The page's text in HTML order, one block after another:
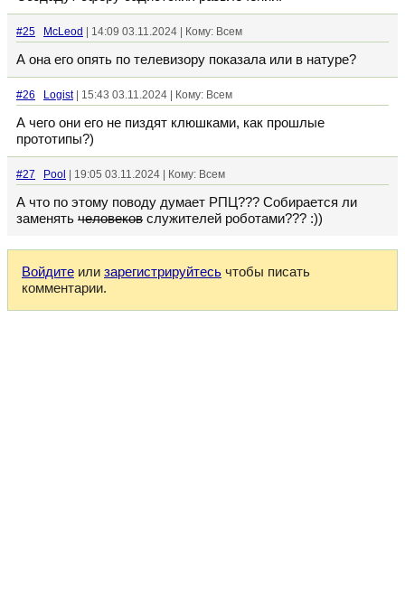
#25 McLeod | 14:09 03.11.2024 | Кому: Всем
А она его опять по телевизору показала или в натуре?
#26 Logist| 15:43 03.11.2024 | Кому: Всем
А чего они его не пиздят клюшками, как прошлые
прототипы?)
#27 Pool | 19:05 03.11.2024 | Кому: Всем
А что по этому поводу думает РПЦ??? Собирается ли
заменять человеков служителей роботами??? :))
Войдите или зарегистрируйтесь чтобы писать
комментарии.